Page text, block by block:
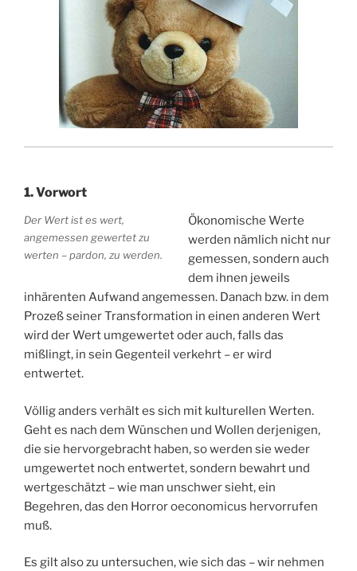
1. Vorwort
Der Wert ist es wert,
angemessen gewertet zu
werten – pardon, zu werden.
Ökonomische Werte
werden nämlich nicht nur
gemessen, sondern auch
dem ihnen jeweils
inhärenten Aufwand angemessen. Danach bzw. in dem
Prozeß seiner Transformation in einen anderen Wert
wird der Wert umgewertet oder auch, falls das
mißlingt, in sein Gegenteil verkehrt – er wird
entwertet.
Völlig anders verhält es sich mit kulturellen Werten.
Geht es nach dem Wünschen und Wollen derjenigen,
die sie hervorgebracht haben, so werden sie weder
umgewertet noch entwertet, sondern bewahrt und
wertgeschätzt – wie man unschwer sieht, ein
Begehren, das den Horror oeconomicus hervorrufen
muß.
Es gilt also zu untersuchen, wie sich das – wir nehmen